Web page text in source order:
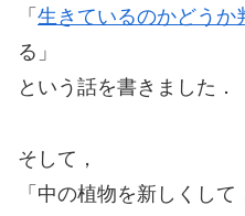
「 生きているのかどうか
る」
という話を書きました．
そして，
「中の植物を新しくして